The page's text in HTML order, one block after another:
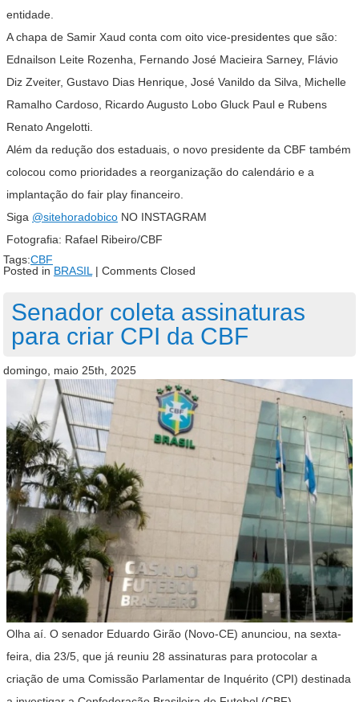
entidade.
A chapa de Samir Xaud conta com oito vice-presidentes que são:
Ednailson Leite Rozenha, Fernando José Macieira Sarney, Flávio
Diz Zveiter, Gustavo Dias Henrique, José Vanildo da Silva, Michelle
Ramalho Cardoso, Ricardo Augusto Lobo Gluck Paul e Rubens
Renato Angelotti.
Além da redução dos estaduais, o novo presidente da CBF também
colocou como prioridades a reorganização do calendário e a
implantação do fair play financeiro.
Siga @sitehoradobico NO INSTAGRAM
Fotografia: Rafael Ribeiro/CBF
Tags:CBF
Posted in BRASIL| Comments Closed
Senador coleta assinaturas
para criar CPI da CBF
domingo, maio 25th, 2025
Olha aí. O senador Eduardo Girão (Novo-CE) anunciou, na sexta-
feira, dia 23/5, que já reuniu 28 assinaturas para protocolar a
criação de uma Comissão Parlamentar de Inquérito (CPI) destinada